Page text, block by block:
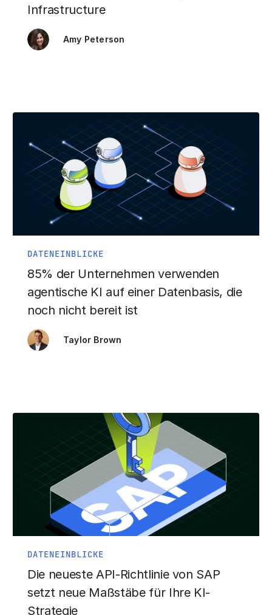
Infrastructure
Amy Peterson
DATENEINBLICKE
85% der Unternehmen verwenden
agentische KI auf einer Datenbasis, die
noch nicht bereit ist
Taylor Brown
DATENEINBLICKE
Die neueste API-Richtlinie von SAP
setzt neue Maßstäbe für Ihre KI-
Strategie